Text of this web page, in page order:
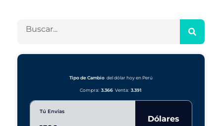
c
Tipo de Cambio del dólar hoy en Perú
Compra: 3.366 Venta: 3.391
Tú Envías
Dólares
sí